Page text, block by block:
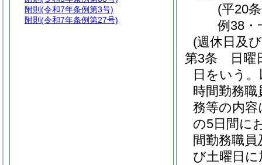
(平20
例38・
(週休日及
第3条
日曜
日をいう
時間勤務
務等の内
の5日間に
間勤務職
び土曜日
附則 (令和7年条例第3号)
附則 (令和7年条例第27号)